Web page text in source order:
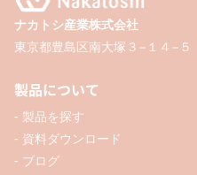
ナカトシ産業株式会社
東京都豊島区南大塚３−１４−５
製品について
- 製品を探す
- 資料ダウンロード
- ブログ